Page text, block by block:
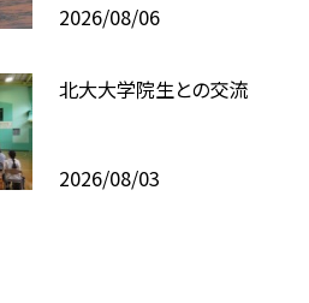
2026/08/06
北大大学院生との交流
2026/08/03